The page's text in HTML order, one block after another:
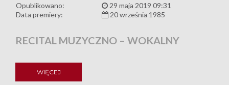
Opublikowano:
29 maja 2019 09:31
Data premiery:
20 września 1985
RECITAL MUZYCZNO – WOKALNY
WIĘCEJ